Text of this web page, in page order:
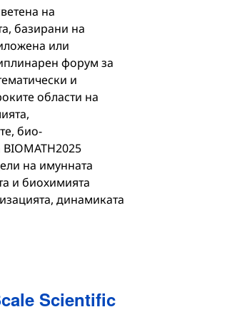
на
базирани на
или
форум за
и
области на
био-
на имунната
и биохимията
динамиката
Scientific